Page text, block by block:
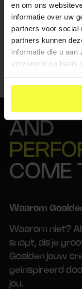
en om ons
informatie over uw
partners voor social
partners kunnen
informatie die u aan
verzameld op basis
CONTENT
AND
COME
Waarom
Waarom niet?
snapt, als je
Goalden jouw
geïnspireerd
jou.